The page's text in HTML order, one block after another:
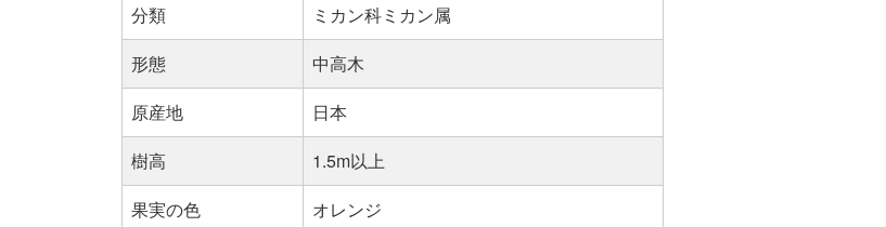
分類
ミカン科ミカン属
形態
中高木
原産地
日本
樹高
1.5m以上
果実の色
オレンジ